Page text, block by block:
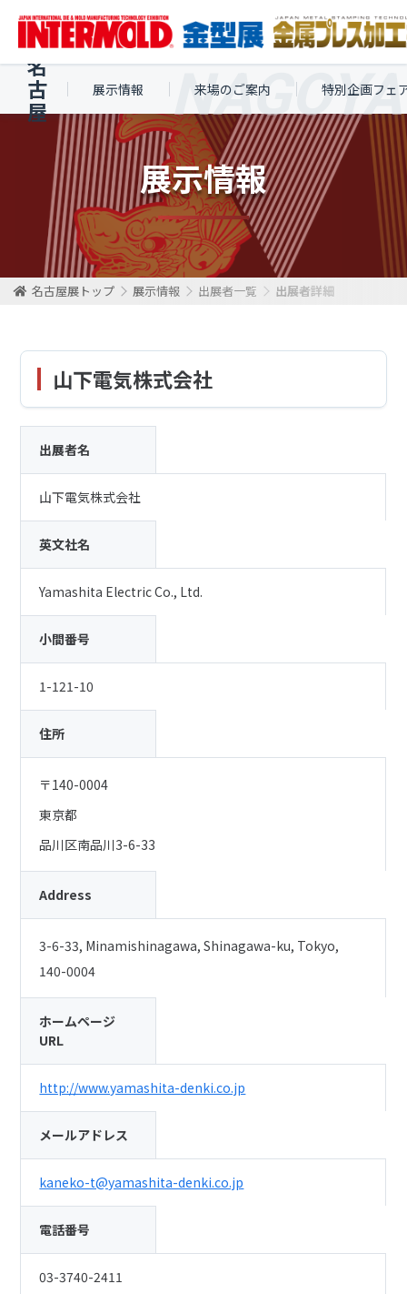
名
古
屋
展示情報 来場のご案内 特別企画フェ
展示情報
名古屋展トップ 展示情報 出展者一覧 出展者詳細
山下電気株式会社
出展者名
山下電気株式会社
英文社名
Yamashita Electric Co., Ltd.
小間番号
1-121-10
住所
〒140-0004
東京都
品川区南品川3-6-33
Address
3-6-33, Minamishinagawa, Shinagawa-ku, Tokyo,
140-0004
ホームページ
URL
http://www.yamashita-denki.co.jp
メールアドレス
kaneko-t@yamashita-denki.co.jp
電話番号
03-3740-2411